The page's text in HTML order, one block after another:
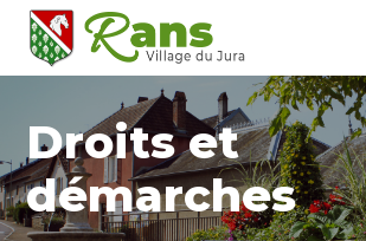
Droits et
démarches